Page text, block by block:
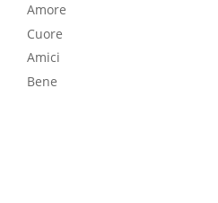
Amore
Cuore
Amici
Bene